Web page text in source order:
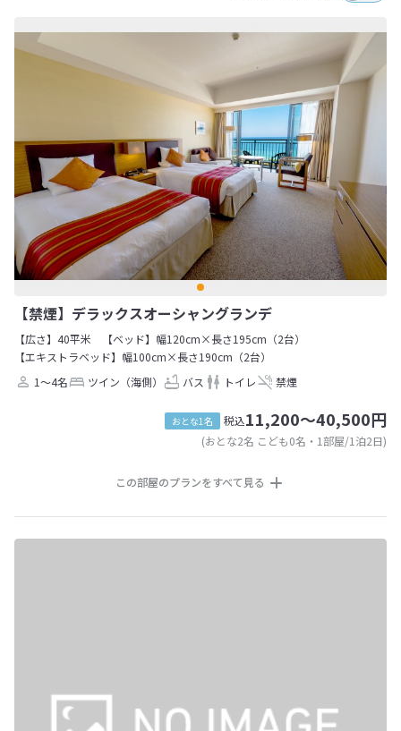
【禁煙】デラックスオーシャングランデ
【広さ】40平米
【ベッド】幅120cm×長さ195cm（2台）
【エキストラベッド】幅100cm×長さ190cm（2台）
1～4名
ツイン（海側） バス トイレ 禁煙
おとな1名 税込11,200～40,500円
(おとな2名 こども0名・1部屋/1泊2日)
この部屋のプランをすべて見る